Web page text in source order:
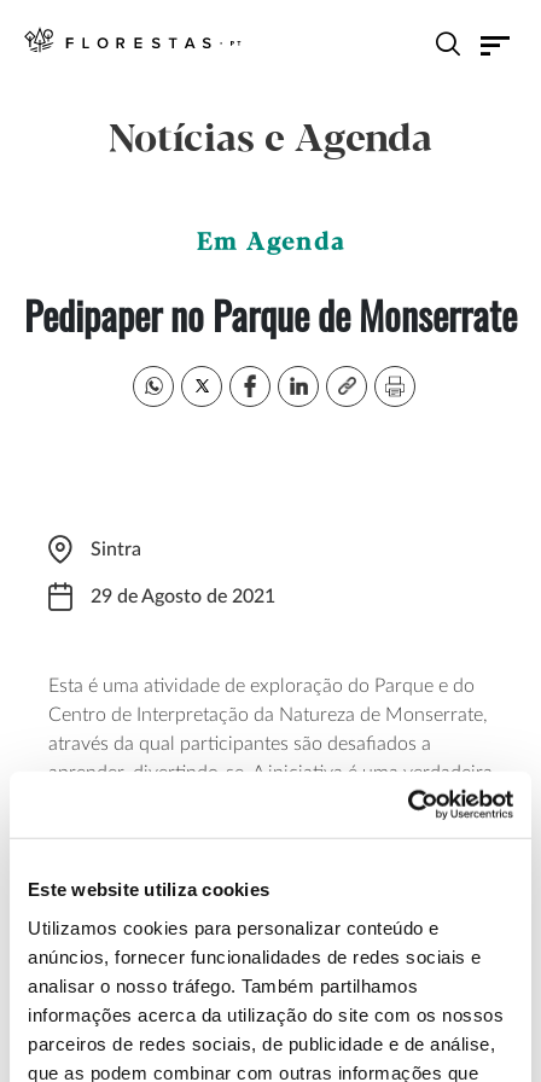
Este website utiliza cookies
Utilizamos cookies para personalizar conteúdo e
anúncios, fornecer funcionalidades de redes sociais e
analisar o nosso tráfego. Também partilhamos
informações acerca da utilização do site com os nossos
parceiros de redes sociais, de publicidade e de análise,
que as podem combinar com outras informações que
Notícias e Agenda
Em Agenda
Pedipaper no Parque de Monserrate
Sintra
29 de Agosto de 2021
Esta é uma atividade de exploração do Parque e do
Centro de Interpretação da Natureza de Monserrate,
através da qual participantes são desafiados a
aprender, divertindo-se. A iniciativa é uma verdadeira
aventura em contacto direto com a natureza. Com
Saiba mais sobre esta atividade
13.07.2026
Genoma do priolo e de outras espécies em risco: